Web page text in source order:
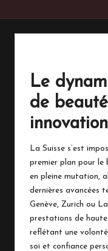
e
Le
de
La Suisse s’est
premier plan pour le
en pleine mutation,
dernières avancées
Genève, Zurich ou
prestations de
reflétant une
soi et confiance